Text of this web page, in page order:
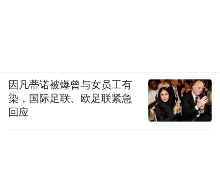
因凡蒂诺被爆曾与女员工有
染，国际足联、欧足联紧急
回应